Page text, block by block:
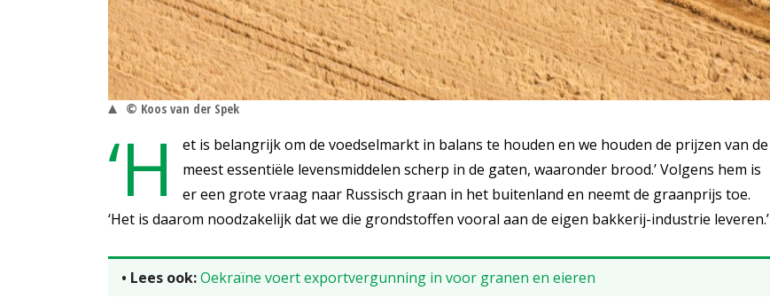
© Koos van der Spek
‘H
et is belangrijk om de voedselmarkt in balans te houden en we houden de prijzen van de
meest essentiële levensmiddelen scherp in de gaten, waaronder brood.’ Volgens hem is
er een grote vraag naar Russisch graan in het buitenland en neemt de graanprijs toe.
‘Het is daarom noodzakelijk dat we die grondstoffen vooral aan de eigen bakkerij-industrie leveren.’
• Lees ook:Oekraïne voert exportvergunning in voor granen en eieren